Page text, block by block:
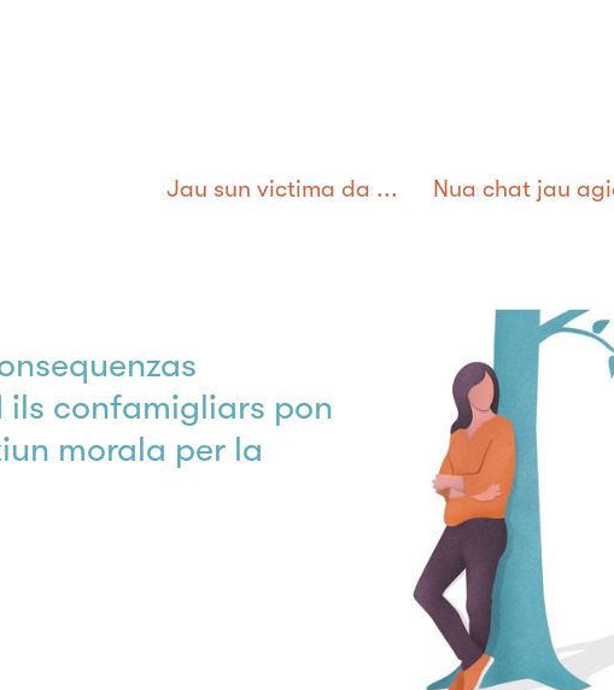
Jau sun victima da ... Nua chat jau
confamigliars pon
morala per la